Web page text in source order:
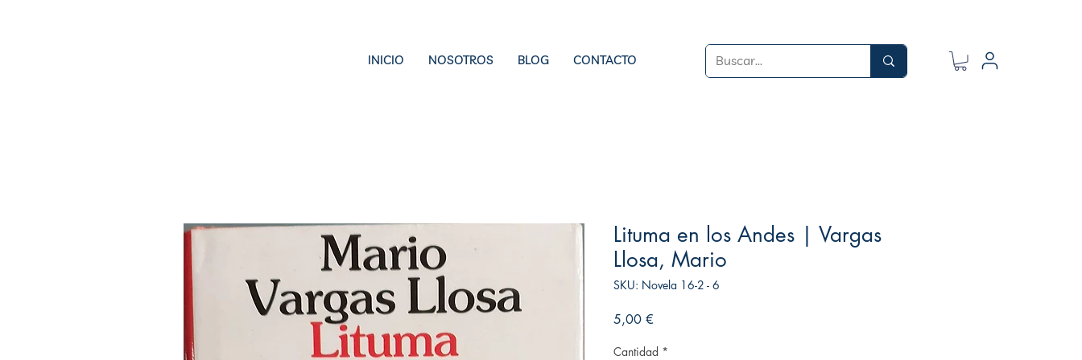
INICIO NOSOTROS BLOG CONTACTO
Lituma en los Andes | Vargas
Llosa, Mario
SKU: Novela 16-2 - 6
5,00 €
Cantidad *